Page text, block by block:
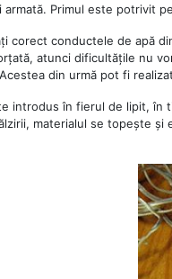
armată. Primul este potrivit
corect conductele de apă
atunci dificultățile nu
din urmă pot fi
introdus în fierul de lipit, în
materialul se topește